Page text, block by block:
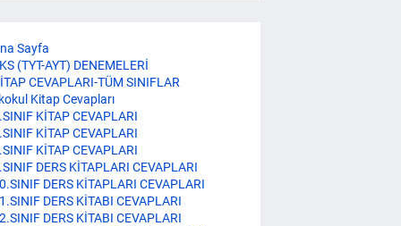
Sayfa
(TYT-AYT) DENEMELERİ
CEVAPLARI-TÜM SINIFLAR
Kitap Cevapları
KİTAP CEVAPLARI
KİTAP CEVAPLARI
KİTAP CEVAPLARI
DERS KİTAPLARI CEVAPLARI
DERS KİTAPLARI CEVAPLARI
DERS KİTABI CEVAPLARI
DERS KİTABI CEVAPLARI